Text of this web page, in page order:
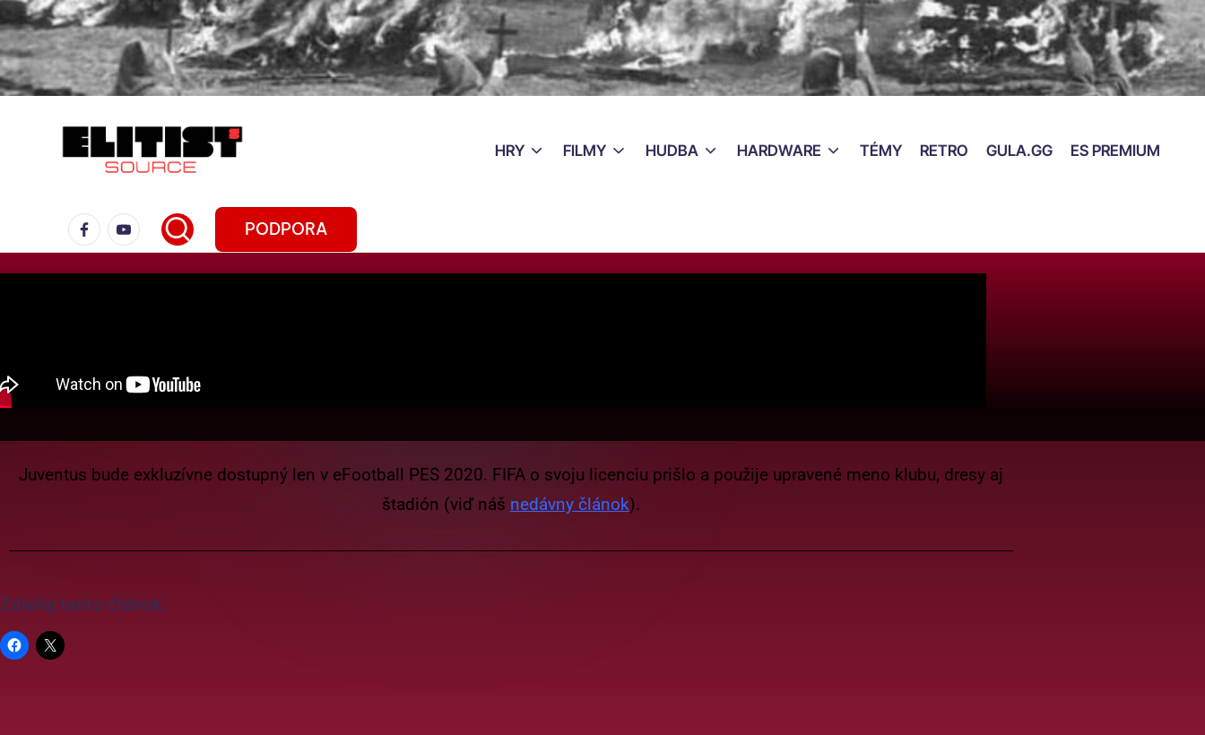
HRY FILMY HUDBA HARDWARE TÉMY RETRO GULA.GG ES PREMIUM
PODPORA
Juventus bude exkluzívne dostupný len v eFootball PES 2020. FIFA o svoju licenciu prišlo a použije upravené meno klubu, dresy aj
štadión (viď náš nedávny článok).
Zdieľaj tento článok: